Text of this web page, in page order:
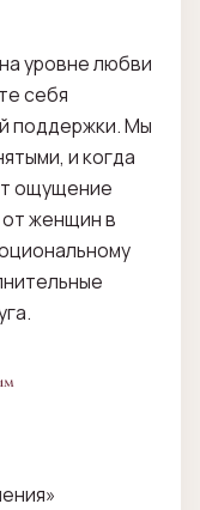
уровне любви
себя
поддержки. Мы
и когда
ощущение
женщин в